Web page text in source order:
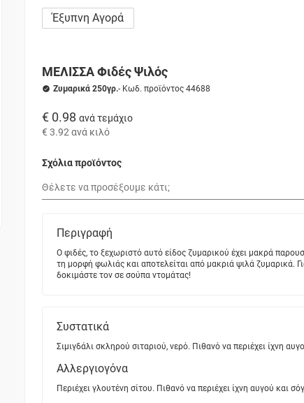
Έξυπνη Αγορά
ΜΕΛΙΣΣΑ Φιδές Ψιλός
Ζυμαρικά 250γρ.- Κωδ. προϊόντος 44688
€ 0.98 ανά τεμάχιο
€ 3.92 ανά κιλό
Σχόλια προϊόντος
Περιγραφή
O φιδές, το ξεχωριστό αυτό είδος ζυμαρικού έχει μακρά
τη μορφή φωλιάς και αποτελείται από μακριά ψιλά ζυμαρικά.
δοκιμάστε τον σε σούπα ντομάτας!
Συστατικά
Σιμιγδάλι σκληρού σιταριού, νερό. Πιθανό να περιέχει ίχνη
Αλλεργιογόνα
Περιέχει γλουτένη σίτου. Πιθανό να περιέχει ίχνη αυγού και